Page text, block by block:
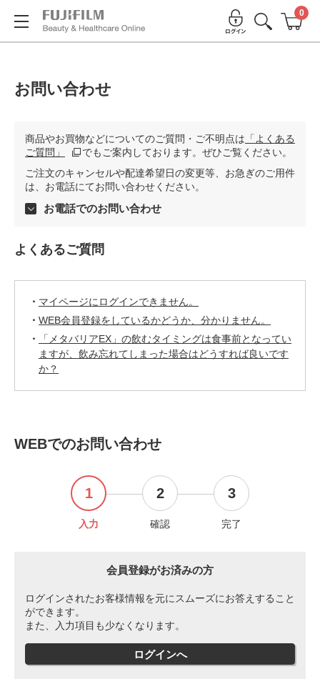
0
お問い合わせ
商品やお買物などについてのご質問・ご不明点は 「よくある
ご質問」
でもご案内しております。ぜひご覧ください。
ご注文のキャンセルや配達希望日の変更等、お急ぎのご用件
は、お電話にてお問い合わせください。
お電話でのお問い合わせ
よくあるご質問
マイページにログインできません。
WEB会員登録をしているかどうか、分かりません。
「メタバリアEX」の飲むタイミングは食事前となってい
ますが、飲み忘れてしまった場合はどうすれば良いです
か？
WEBでのお問い合わせ
1
入力
2
確認
3
完了
会員登録がお済みの方
ログインされたお客様情報を元にスムーズにお答えすること
ができます。
また、入力項目も少なくなります。
ログインへ